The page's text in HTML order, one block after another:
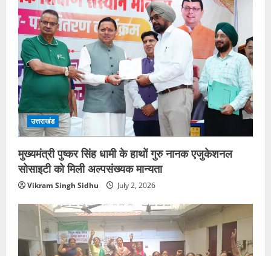
उत्तराखंड
मुख्यमंत्री पुष्कर सिंह धामी के हाथों गुरु नानक एजुकेशनल
सोसाइटी को मिली अल्पसंख्यक मान्यता
Vikram Singh Sidhu July 2, 2026